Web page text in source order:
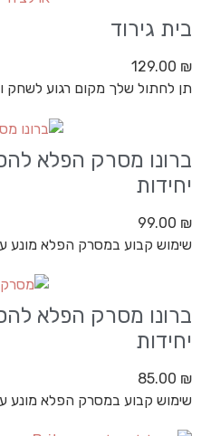
בית גירוד
129.00 ₪
תן לחתול שלך מקום רגוע לשחק
יחידות
99.00 ₪
שימוש קבוע במסרק הפלא מונע עד 90% מנשירת הפרווה.
יחידות
85.00 ₪
שימוש קבוע במסרק הפלא מונע עד 90% מנשירת הפרווה.